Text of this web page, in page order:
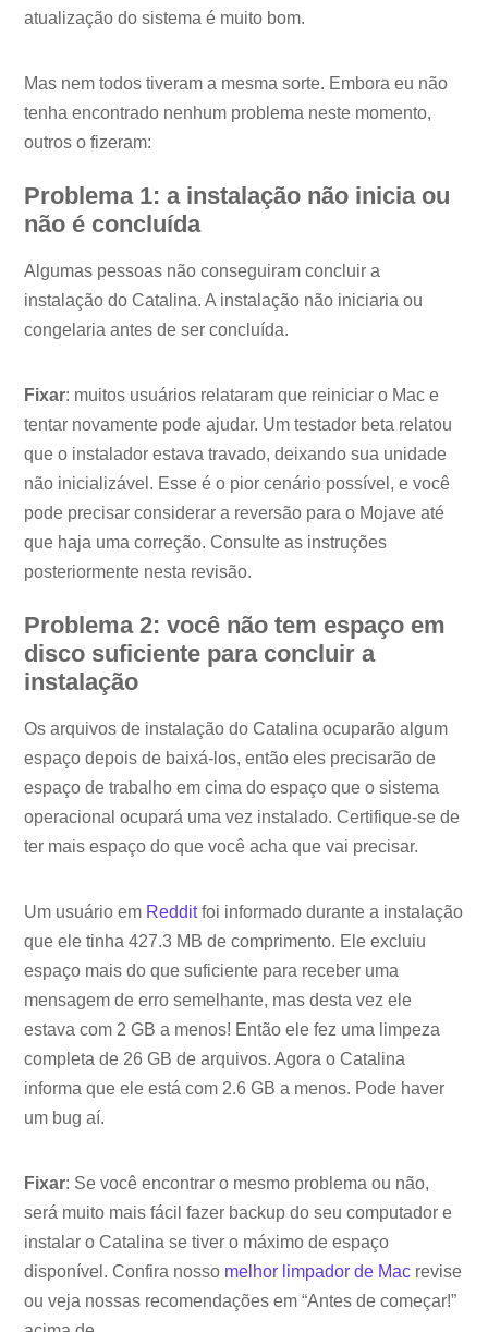
atualização do sistema é muito bom.
Mas nem todos tiveram a mesma sorte. Embora eu não
tenha encontrado nenhum problema neste momento,
outros o fizeram:
Problema 1: a instalação não inicia ou
não é concluída
Algumas pessoas não conseguiram concluir a
instalação do Catalina. A instalação não iniciaria ou
congelaria antes de ser concluída.
Fixar: muitos usuários relataram que reiniciar o Mac e
tentar novamente pode ajudar. Um testador beta relatou
que o instalador estava travado, deixando sua unidade
não inicializável. Esse é o pior cenário possível, e você
pode precisar considerar a reversão para o Mojave até
que haja uma correção. Consulte as instruções
posteriormente nesta revisão.
Problema 2: você não tem espaço em
disco suficiente para concluir a
instalação
Os arquivos de instalação do Catalina ocuparão algum
espaço depois de baixá-los, então eles precisarão de
espaço de trabalho em cima do espaço que o sistema
operacional ocupará uma vez instalado. Certifique-se de
ter mais espaço do que você acha que vai precisar.
Um usuário em Redditfoi informado durante a instalação
que ele tinha 427.3 MB de comprimento. Ele excluiu
espaço mais do que suficiente para receber uma
mensagem de erro semelhante, mas desta vez ele
estava com 2 GB a menos! Então ele fez uma limpeza
completa de 26 GB de arquivos. Agora o Catalina
informa que ele está com 2.6 GB a menos. Pode haver
um bug aí.
Fixar: Se você encontrar o mesmo problema ou não,
será muito mais fácil fazer backup do seu computador e
instalar o Catalina se tiver o máximo de espaço
disponível. Confira nosso melhor limpador de Mac revise
ou veja nossas recomendações em “Antes de começar!”